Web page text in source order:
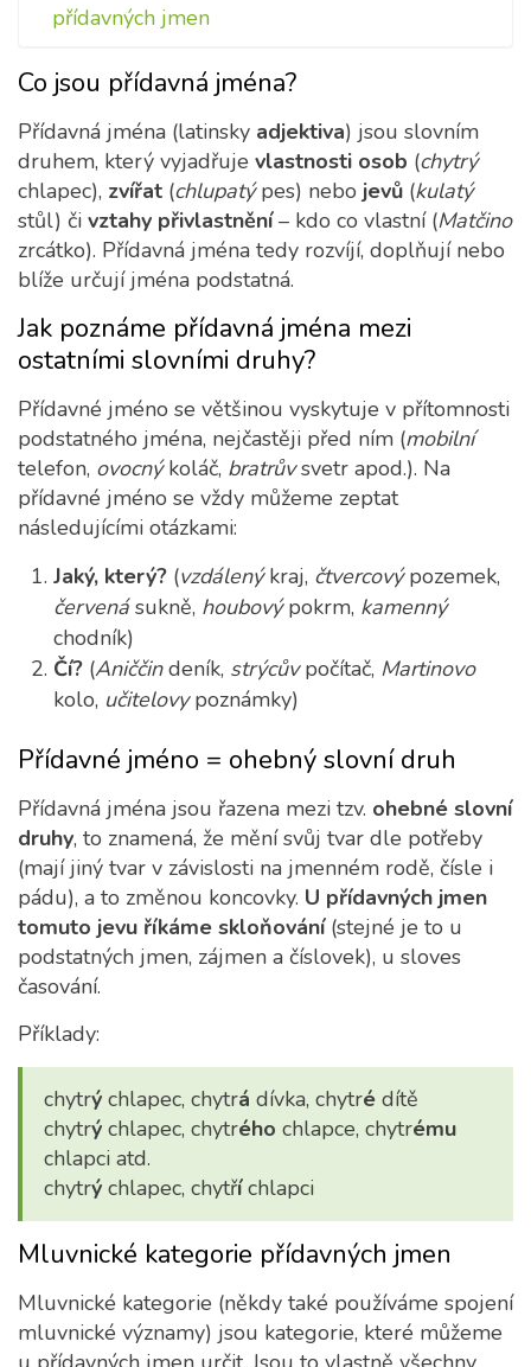
přídavných jmen
Co jsou přídavná jména?
Přídavná jména (latinsky adjektiva) jsou slovním
druhem, který vyjadřuje vlastnosti osob (chytrý
chlapec), zvířat (chlupatýpes) nebo jevů (kulatý
stůl) či vztahy přivlastnění– kdo co vlastní (Matčino
zrcátko). Přídavná jména tedy rozvíjí, doplňují nebo
blíže určují jména podstatná.
Jak poznáme přídavná jména mezi
ostatními slovními druhy?
Přídavné jméno se většinou vyskytuje v přítomnosti
podstatného jména, nejčastěji před ním (mobilní
telefon, ovocnýkoláč, bratrůvsvetr apod.). Na
přídavné jméno se vždy můžeme zeptat
následujícími otázkami:
Jaký, který? (vzdálenýkraj, čtvercovýpozemek,
červenásukně, houbovýpokrm, kamenný
chodník)
Čí? (Aniččindeník, strýcůvpočítač, Martinovo
kolo, učitelovypoznámky)
Přídavné jméno = ohebný slovní druh
Přídavná jména jsou řazena mezi tzv. ohebné slovní
druhy, to znamená, že mění svůj tvar dle potřeby
(mají jiný tvar v závislosti na jmenném rodě, čísle i
pádu), a to změnou koncovky. U přídavných jmen
tomuto jevu říkáme skloňování(stejné je to u
podstatných jmen, zájmen a číslovek), u sloves
časování.
Příklady:
chytrý chlapec, chytrá dívka, chytré dítě
chytrý chlapec, chytrého chlapce, chytrému
chlapci atd.
chytrý chlapec, chytříchlapci
Mluvnické kategorie přídavných jmen
Mluvnické kategorie (někdy také používáme spojení
mluvnické významy) jsou kategorie, které můžeme